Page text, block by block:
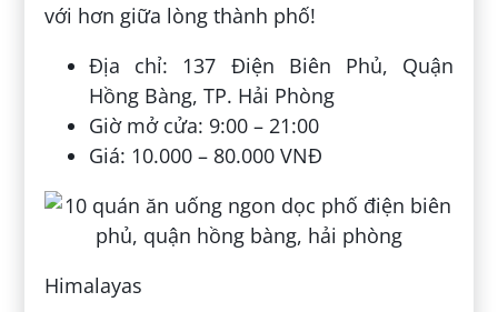
với hơn giữa lòng thành phố!
Địa chỉ: 137 Điện Biên Phủ, Quận
Hồng Bàng, TP. Hải Phòng
Giờ mở cửa: 9:00 – 21:00
Giá: 10.000 – 80.000 VNĐ
Himalayas